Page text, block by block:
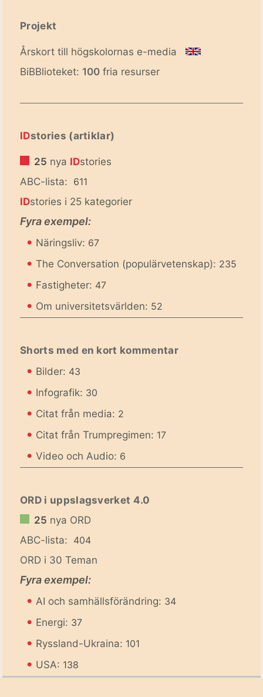
Projekt
Årskort till högskolornas e-media
BiBBlioteket: 100 fria resurser
IDstories (artiklar)
25 nya IDstories
ABC-lista: 611
IDstories i 25 kategorier
Fyra exempel:
• Näringsliv: 67
• The Conversation (populärvetenskap): 235
• Fastigheter: 47
• Om universitetsvärlden: 52
Shorts med en kort kommentar
• Bilder: 43
• Infografik: 30
• Citat från media: 2
• Citat från Trumpregimen: 17
• Video och Audio: 6
ORD i uppslagsverket 4.0
25 nya ORD
ABC-lista: 404
ORD i 30 Teman
Fyra exempel:
• AI och samhällsförändring: 34
• Energi: 37
• Ryssland-Ukraina: 101
• USA: 138